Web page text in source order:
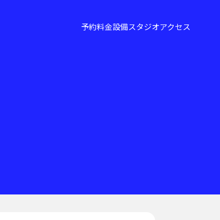
予約料金設備スタジオアクセス